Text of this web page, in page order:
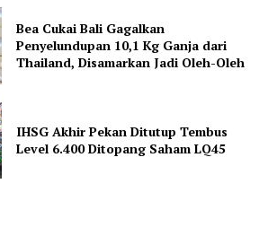
Bea Cukai Bali Gagalkan
Penyelundupan 10,1 Kg Ganja dari
Thailand, Disamarkan Jadi Oleh-Oleh
IHSG Akhir Pekan Ditutup Tembus
Level 6.400 Ditopang Saham LQ45